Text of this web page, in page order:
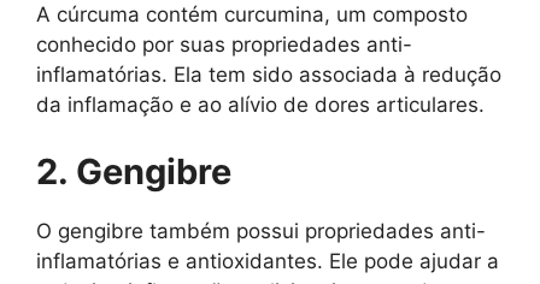
A cúrcuma contém curcumina, um composto
conhecido por suas propriedades anti-
inflamatórias. Ela tem sido associada à redução
da inflamação e ao alívio de dores articulares.
2. Gengibre
O gengibre também possui propriedades anti-
inflamatórias e antioxidantes. Ele pode ajudar a